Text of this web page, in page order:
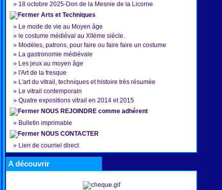
» 18 octobre 2025-Don de la Mesnie de la Licorne
Arts et Techniques
» Le mode de vie au Moyen âge
» le costume médiéval au XIIème siècle.
» Modèles, patrons, pour faire ou faire faire un costume
» La gastronomie médiévale
» Les jeux au moyen âge
» l'Art de la fresque
» L'art du vitrail, techniques et histoire très résumée
» Le vitrail contemporain
» Quatre expositions vitrail en 2014 et 2015
NOUS REJOINDRE comme adhérent
» Bulletin imprimable
NOUS CONTACTER
» Lien de courriel direct
A découvrir